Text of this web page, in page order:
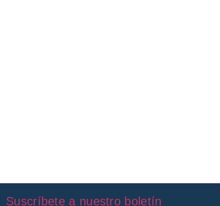
Suscríbete a nuestro boletín